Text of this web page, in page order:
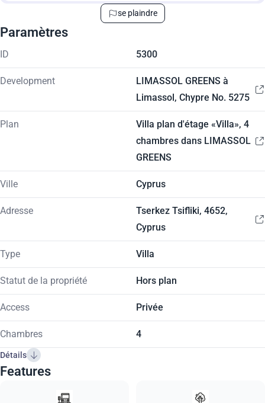
se plaindre
Paramètres
ID 5300
Development
LIMASSOL GREENS à
Limassol, Chypre No. 5275
Plan
Villa plan d'étage «Villa», 4
chambres dans LIMASSOL
GREENS
Ville Cyprus
Adresse
Tserkez Tsifliki, 4652,
Cyprus
Type Villa
Statut de la propriété Hors plan
Access Privée
Chambres 4
Détails
Features